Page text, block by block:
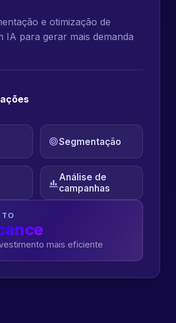
e otimização de
IA para gerar mais demanda
Segmentação
Análise de
campanhas
mais eficiente